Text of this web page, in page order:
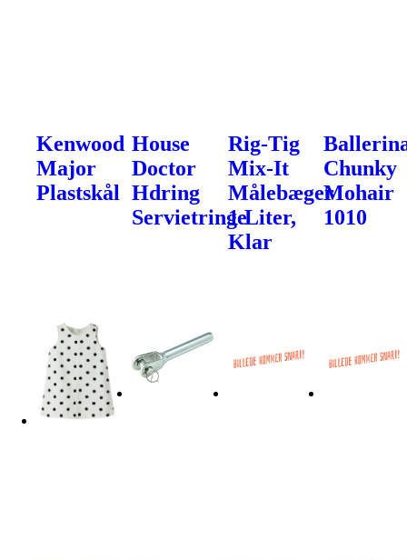
Kenwood
Major
Plastskål
House
Doctor
Hdring
Servietringe
Rig-Tig
Mix-It
Målebæger
1 Liter,
Klar
Chunky
Mohair
1010